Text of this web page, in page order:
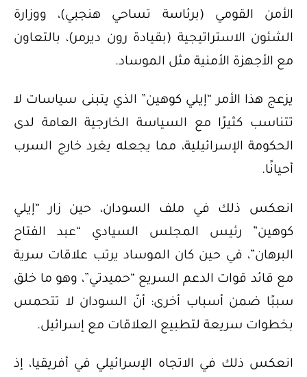
الأمن القومي (برئاسة تساحي هنجبي)، ووزارة
الشئون الاستراتيجية (بقيادة رون ديرمر)، بالتعاون
مع الأجهزة الأمنية مثل الموساد.
يزعج هذا الأمر “إيلي كوهين” الذي يتبنى سياسات لا
تتناسب كثيرًا مع السياسة الخارجية العامة لدى
الحكومة الإسرائيلية، مما يجعله يغرد خارج السرب
أحيانًا.
انعكس ذلك في ملف السودان، حين زار “إيلي
كوهين” رئيس المجلس السيادي “عبد الفتاح
البرهان”، في حين كان الموساد يرتب علاقات سرية
مع قائد قوات الدعم السريع “حميدتي”، وهو ما خلق
سببًا ضمن أسباب أخرى: أنّ السودان لا تتحمس
بخطوات سريعة لتطبيع العلاقات مع إسرائيل.
انعكس ذلك في الاتجاه الإسرائيلي في أفريقيا، إذ